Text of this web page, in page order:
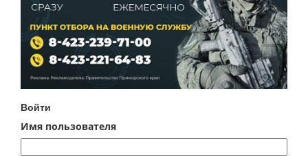
Войти
Имя пользователя